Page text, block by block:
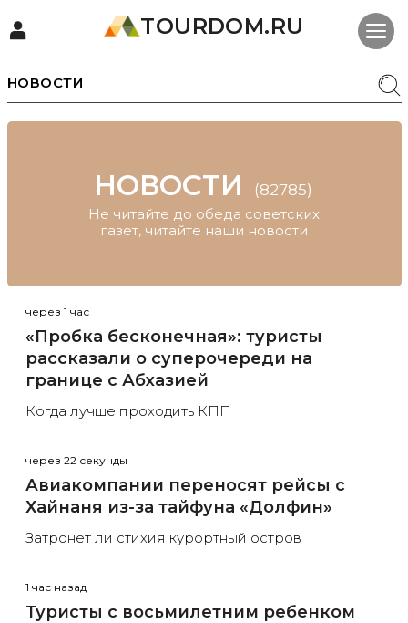
TOURDOM.RU
НОВОСТИ
НОВОСТИ (82785)
Не читайте до обеда советских
газет, читайте наши новости
через 1 час
«Пробка бесконечная»: туристы
рассказали о суперочереди на
границе с Абхазией
Когда лучше проходить КПП
через 22 секунды
Авиакомпании переносят рейсы с
Хайнаня из-за тайфуна «Долфин»
Затронет ли стихия курортный остров
1 час назад
Туристы с восьмилетним ребенком